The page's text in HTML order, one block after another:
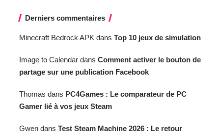
Derniers commentaires
Minecraft Bedrock APK dans Top 10 jeux de simulation
Image to Calendar dans Comment activer le bouton de
partage sur une publication Facebook
Thomas dans PC4Games : Le comparateur de PC
Gamer lié à vos jeux Steam
Gwen dans Test Steam Machine 2026 : Le retour